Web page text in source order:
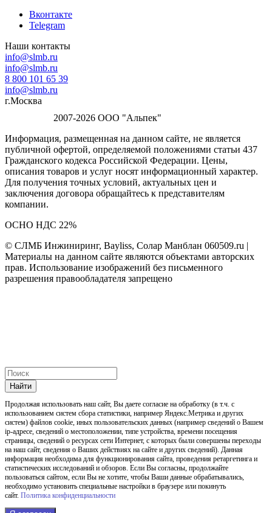
Вконтакте
Telegram
Наши контакты
info@slmb.ru
info@slmb.ru
8 800 101 65 39
info@slmb.ru
г.Москва
2007-2026 ООО "Альпек"
Информация, размещенная на данном сайте, не является
публичной офертой, определяемой положениями статьи 437
Гражданского кодекса Российской Федерации. Цены,
описания товаров и услуг носят информационный характер.
Для получения точных условий, актуальных цен и
заключения договора обращайтесь к представителям
компании.
ОСНО НДС 22%
© СЛМБ Инжиниринг, Bayliss, Солар Манблан 060509.ru |
Материалы на данном сайте являются объектами авторских
прав. Использование изображений без письменного
разрешения правообладателя запрещено
Найти
Продолжая использовать наш cайт, Вы даете согласие на обработку (в т.ч. с
использованием систем сбора статистики, например Яндекс.Метрика и других
систем) файлов cookie, иных пользовательских данных (например сведений о Вашем
ip-адресе, сведений о местоположении, типе устройства, времени посещения
страницы, сведений о ресурсах сети Интернет, с которых были совершены переходы
на наш сайт, сведения о Ваших действиях на сайте и других сведений). Данная
информация необходима для функционирования сайта, проведения ретаргетинга и
статистических исследований и обзоров. Если Вы согласны, продолжайте
пользоваться сайтом, если Вы не хотите, чтобы Ваши данные обрабатывались,
необходимо установить специальные настройки в браузере или покинуть
сайт. Политика конфиденциальности